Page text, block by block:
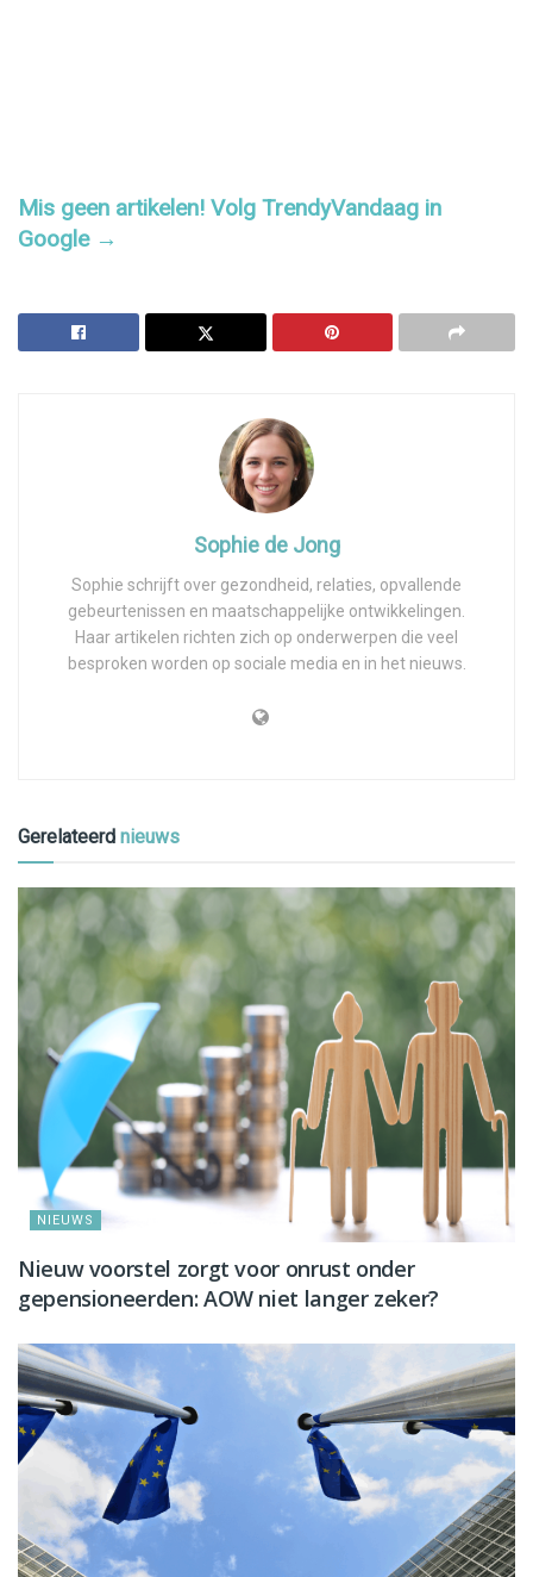
Mis geen artikelen! Volg TrendyVandaag in
Google →
Sophie de Jong
Sophie schrijft over gezondheid, relaties, opvallende
gebeurtenissen en maatschappelijke ontwikkelingen.
Haar artikelen richten zich op onderwerpen die veel
besproken worden op sociale media en in het nieuws.
Gerelateerd nieuws
NIEUWS
Nieuw voorstel zorgt voor onrust onder
gepensioneerden: AOW niet langer zeker?